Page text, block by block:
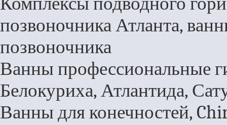
позвоночника Атланта,
позвоночника
Ванны профессиональные
Белокуриха, Атлантида,
Ванны для конечностей,